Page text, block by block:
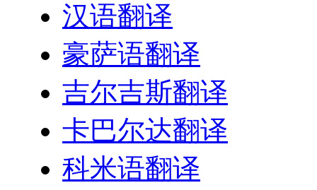
汉语翻译
豪萨语翻译
吉尔吉斯翻译
卡巴尔达翻译
科米语翻译